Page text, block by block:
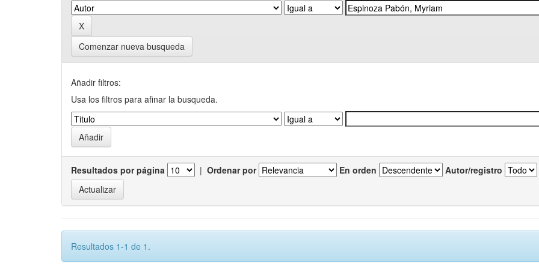
Comenzar nueva busqueda
Añadir filtros:
Usa los filtros para afinar la busqueda.
Resultados por página | Ordenar por En orden Autor/registro
Resultados 1-1 de 1.